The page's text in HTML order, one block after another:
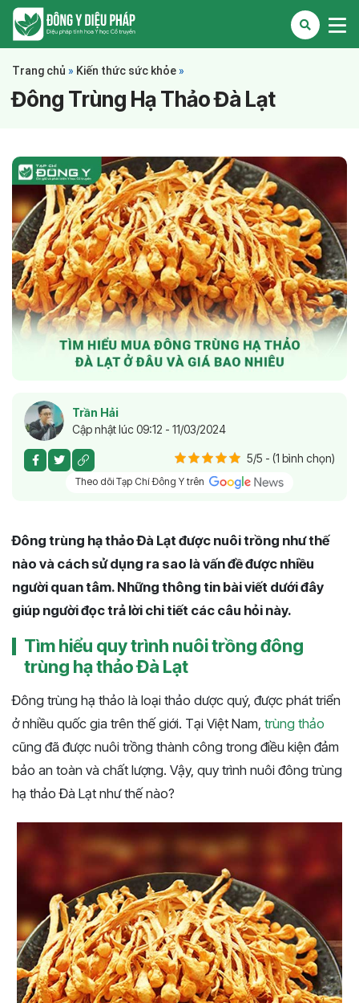
Trang chủ » Kiến thức sức khỏe »
Đông Trùng Hạ Thảo Đà Lạt
Trần Hải
Cập nhật lúc 09:12 - 11/03/2024
5/5 - (1 bình chọn)
Theo dõi Tạp Chí Đông Y trên
Đông trùng hạ thảo Đà Lạt được nuôi trồng như thế
nào và cách sử dụng ra sao là vấn đề được nhiều
người quan tâm. Những thông tin bài viết dưới đây
giúp người đọc trả lời chi tiết các câu hỏi này.
Tìm hiểu quy trình nuôi trồng đông
trùng hạ thảo Đà Lạt
Đông trùng hạ thảo là loại thảo dược quý, được phát triển
ở nhiều quốc gia trên thế giới. Tại Việt Nam, trùng thảo
cũng đã được nuôi trồng thành công trong điều kiện đảm
bảo an toàn và chất lượng. Vậy, quy trình nuôi đông trùng
hạ thảo Đà Lạt như thế nào?